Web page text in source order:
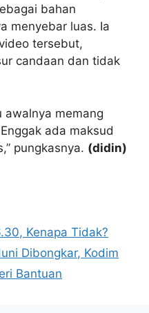
bahan
menyebar luas. Ia
tersebut,
candaan dan tidak
awalnya memang
ada maksud
pungkasnya. (didin)
Kenapa Tidak?
Dibongkar, Kodim
Bantuan